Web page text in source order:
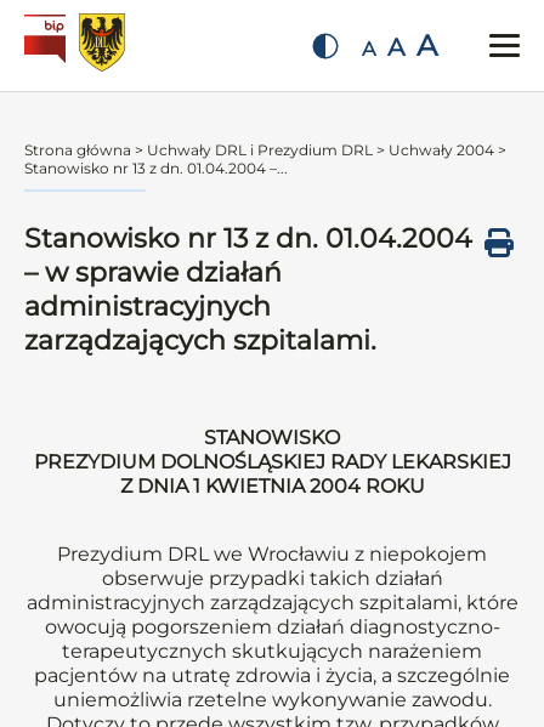
A A A
Strona główna > Uchwały DRL i Prezydium DRL > Uchwały 2004 >
Stanowisko nr 13 z dn. 01.04.2004 –...
Stanowisko nr 13 z dn. 01.04.2004
– w sprawie działań
administracyjnych
zarządzających szpitalami.
STANOWISKO
PREZYDIUM DOLNOŚLĄSKIEJ RADY LEKARSKIEJ
Z DNIA 1 KWIETNIA 2004 ROKU
Prezydium DRL we Wrocławiu z niepokojem
obserwuje przypadki takich działań
administracyjnych zarządzających szpitalami, które
owocują pogorszeniem działań diagnostyczno-
terapeutycznych skutkujących narażeniem
pacjentów na utratę zdrowia i życia, a szczególnie
uniemożliwia rzetelne wykonywanie zawodu.